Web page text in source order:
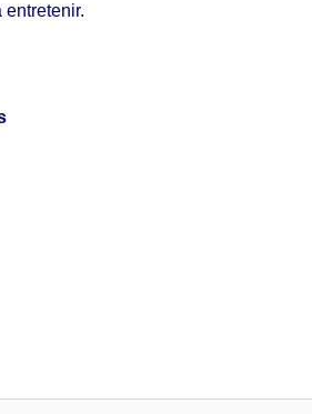
entretenir.